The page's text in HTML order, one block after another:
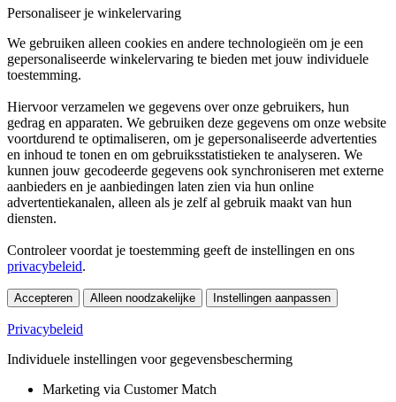
Personaliseer je winkelervaring
We gebruiken alleen cookies en andere technologieën om je een
gepersonaliseerde winkelervaring te bieden met jouw individuele
toestemming.
Hiervoor verzamelen we gegevens over onze gebruikers, hun
gedrag en apparaten. We gebruiken deze gegevens om onze website
voortdurend te optimaliseren, om je gepersonaliseerde advertenties
en inhoud te tonen en om gebruiksstatistieken te analyseren. We
kunnen jouw gecodeerde gegevens ook synchroniseren met externe
aanbieders en je aanbiedingen laten zien via hun online
advertentiekanalen, alleen als je zelf al gebruik maakt van hun
diensten.
Controleer voordat je toestemming geeft de instellingen en ons
privacybeleid.
Accepteren Alleen noodzakelijke Instellingen aanpassen
Privacybeleid
Individuele instellingen voor gegevensbescherming
Marketing via Customer Match